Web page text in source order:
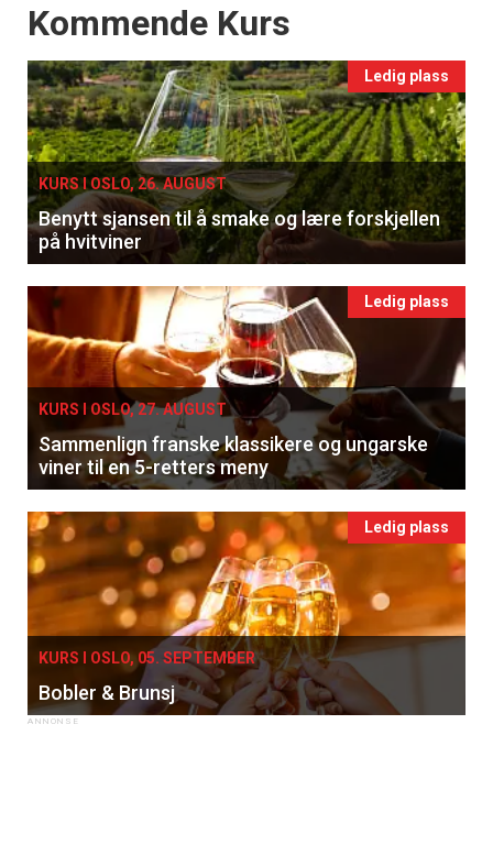
Events
Kommende Kurs
Ledig plass
KURS I OSLO, 26. AUGUST
Benytt sjansen til å smake og lære forskjellen
på hvitviner
Ledig plass
KURS I OSLO, 27. AUGUST
Sammenlign franske klassikere og ungarske
viner til en 5-retters meny
Ledig plass
KURS I OSLO, 05. SEPTEMBER
Bobler & Brunsj